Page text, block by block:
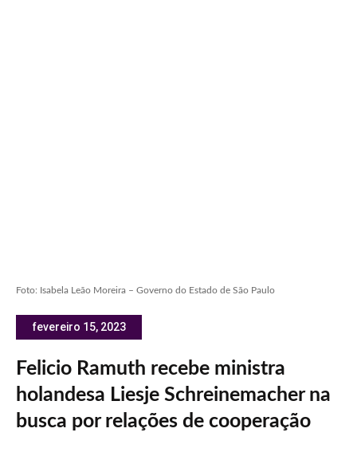
Foto: Isabela Leão Moreira – Governo do Estado de São Paulo
fevereiro 15, 2023
Felicio Ramuth recebe ministra
holandesa Liesje Schreinemacher na
busca por relações de cooperação